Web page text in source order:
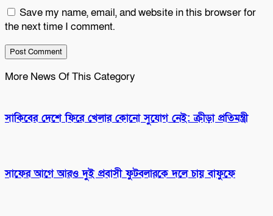
Save my name, email, and website in this browser for
the next time I comment.
More News Of This Category
সাকিবের দেশে ফিরে খেলার কোনো সুযোগ নেই: ক্রীড়া প্রতিমন্ত্রী
সাফের আগে আরও দুই প্রবাসী ফুটবলারকে দলে চায় বাফুফে